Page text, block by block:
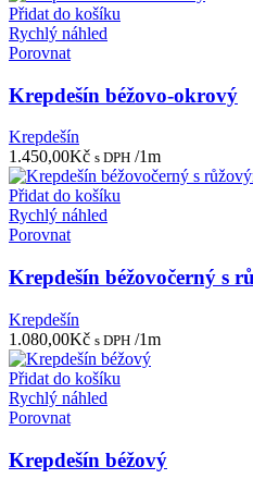
Přidat do košíku
Rychlý náhled
Porovnat
Krepdešín béžovo-okrový
Krepdešín
1.450,00Kč s DPH /1m
Přidat do košíku
Rychlý náhled
Porovnat
Krepdešín béžovočerný s
Krepdešín
1.080,00Kč s DPH /1m
Přidat do košíku
Rychlý náhled
Porovnat
Krepdešín béžový